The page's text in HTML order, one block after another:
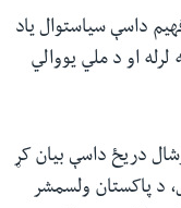
داسې سیاستوال یاد
لرله او د ملي یووالي
دریځ داسې بیان کړ
د پاکستان ولسمشر